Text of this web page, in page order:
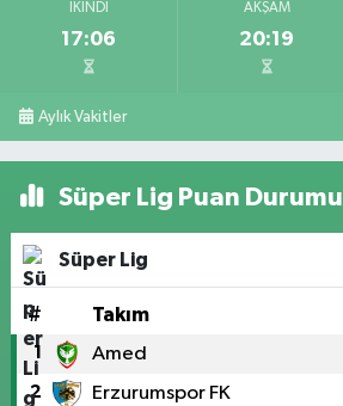
İKINDI
17:06
AKŞAM
20:19
Aylık Vakitler
Süper Lig Puan Durumu
Süper Lig
# Takım
1 Amed
2 Erzurumspor FK